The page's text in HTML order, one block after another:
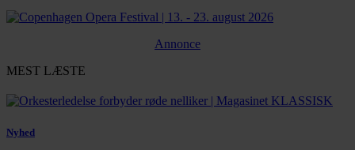
Annonce
MEST LÆSTE
Nyhed